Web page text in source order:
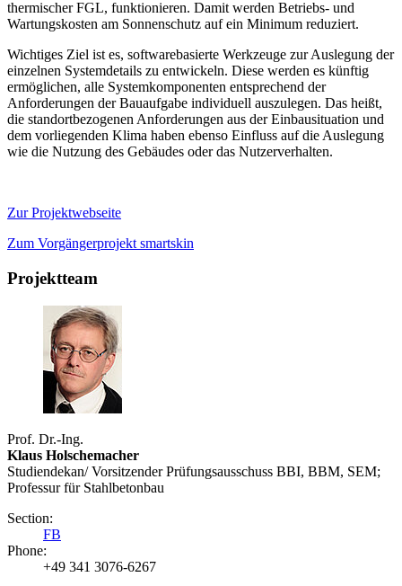
thermischer FGL, funktionieren. Damit werden Betriebs- und
Wartungskosten am Sonnenschutz auf ein Minimum reduziert.
Wichtiges Ziel ist es, softwarebasierte Werkzeuge zur Auslegung der
einzelnen Systemdetails zu entwickeln. Diese werden es künftig
ermöglichen, alle Systemkomponenten entsprechend der
Anforderungen der Bauaufgabe individuell auszulegen. Das heißt,
die standortbezogenen Anforderungen aus der Einbausituation und
dem vorliegenden Klima haben ebenso Einfluss auf die Auslegung
wie die Nutzung des Gebäudes oder das Nutzerverhalten.
Zur Projektwebseite
Zum Vorgängerprojekt smartskin
Projektteam
Prof. Dr.-Ing.
Klaus Holschemacher
Studiendekan/ Vorsitzender Prüfungsausschuss BBI, BBM, SEM;
Professur für Stahlbetonbau
Section:
FB
Phone:
+49 341 3076-6267